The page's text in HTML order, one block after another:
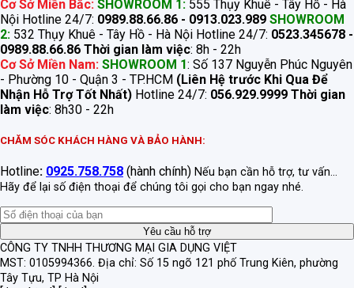
Cơ Sở Miền Bắc: SHOWROOM 1: 555 Thụy Khuê - Tây Hồ - Hà
Nội Hotline 24/7: 0989.88.66.86 - 0913.023.989 SHOWROOM
2: 532 Thụy Khuê - Tây Hồ - Hà Nội Hotline 24/7: 0523.345678 -
0989.88.66.86 Thời gian làm việc: 8h - 22h
Cơ Sở Miền Nam: SHOWROOM 1: Số 137 Nguyễn Phúc Nguyên
- Phường 10 - Quận 3 - TP.HCM (Liên Hệ trước Khi Qua Để
Nhận Hỗ Trợ Tốt Nhất) Hotline 24/7: 056.929.9999 Thời gian
làm việc: 8h30 - 22h
CHĂM SÓC KHÁCH HÀNG VÀ BẢO HÀNH:
Hotline: 0925.758.758 (hành chính) Nếu bạn cần hỗ trợ, tư vấn...
Hãy để lại số điện thoại để chúng tôi gọi cho bạn ngay nhé.
CÔNG TY TNHH THƯƠNG MẠI GIA DỤNG VIỆT
MST: 0105994366. Địa chỉ: Số 15 ngõ 121 phố Trung Kiên, phường
Tây Tựu, TP Hà Nội